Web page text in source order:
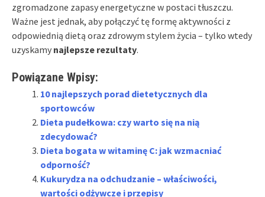
zgromadzone zapasy energetyczne w postaci tłuszczu.
Ważne jest jednak, aby połączyć tę formę aktywności z
odpowiednią dietą oraz zdrowym stylem życia – tylko wtedy
uzyskamy najlepsze rezultaty.
Powiązane Wpisy:
10 najlepszych porad dietetycznych dla
sportowców
Dieta pudełkowa: czy warto się na nią
zdecydować?
Dieta bogata w witaminę C: jak wzmacniać
odporność?
Kukurydza na odchudzanie – właściwości,
wartości odżywcze i przepisy